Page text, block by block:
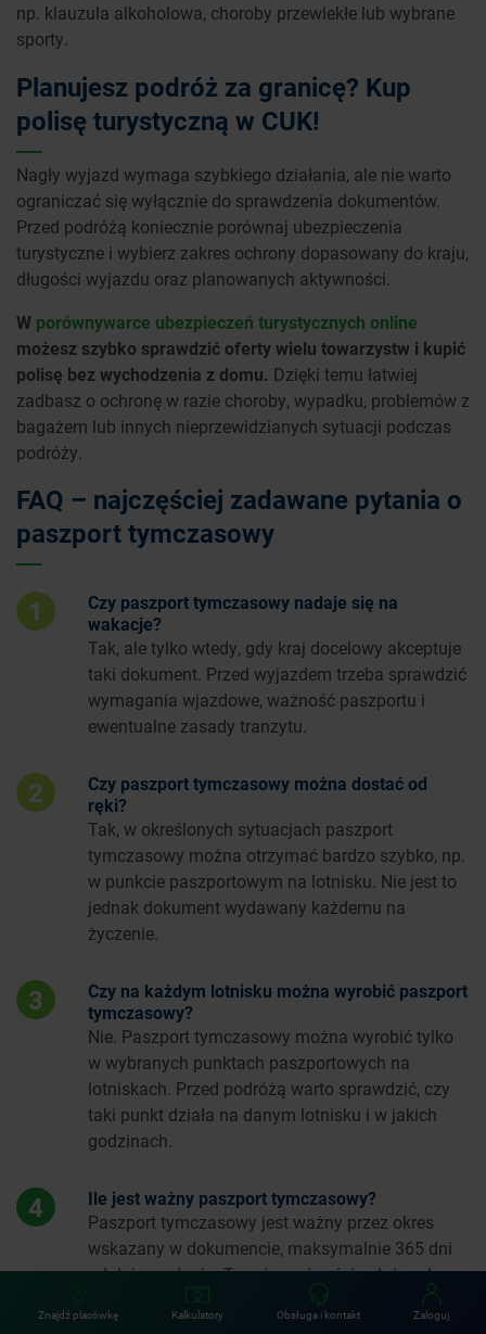
np. klauzula alkoholowa, choroby przewlekłe lub wybrane
sporty.
Planujesz podróż za granicę? Kup
polisę turystyczną w CUK!
Nagły wyjazd wymaga szybkiego działania, ale nie warto
ograniczać się wyłącznie do sprawdzenia dokumentów.
Przed podróżą koniecznie porównaj ubezpieczenia
turystyczne i wybierz zakres ochrony dopasowany do kraju,
długości wyjazdu oraz planowanych aktywności.
W porównywarce ubezpieczeń turystycznych online
możesz szybko sprawdzić oferty wielu towarzystw i kupić
polisę bez wychodzenia z domu. Dzięki temu łatwiej
zadbasz o ochronę w razie choroby, wypadku, problemów z
bagażem lub innych nieprzewidzianych sytuacji podczas
podróży.
FAQ – najczęściej zadawane pytania o
paszport tymczasowy
1
Czy paszport tymczasowy nadaje się na
wakacje?
Tak, ale tylko wtedy, gdy kraj docelowy akceptuje
taki dokument. Przed wyjazdem trzeba sprawdzić
wymagania wjazdowe, ważność paszportu i
ewentualne zasady tranzytu.
2
Czy paszport tymczasowy można dostać od
ręki?
Tak, w określonych sytuacjach paszport
tymczasowy można otrzymać bardzo szybko, np.
w punkcie paszportowym na lotnisku. Nie jest to
jednak dokument wydawany każdemu na
życzenie.
3
Czy na każdym lotnisku można wyrobić paszport
tymczasowy?
Nie. Paszport tymczasowy można wyrobić tylko
w wybranych punktach paszportowych na
lotniskach. Przed podróżą warto sprawdzić, czy
taki punkt działa na danym lotnisku i w jakich
godzinach.
4
Ile jest ważny paszport tymczasowy?
Paszport tymczasowy jest ważny przez okres
wskazany w dokumencie, maksymalnie 365 dni
od dnia wydania. Termin ważności zależy od
okoliczności, w których dokument został wydany.
Znajdź placówkę Kalkulatory Obsługa i kontakt Zaloguj